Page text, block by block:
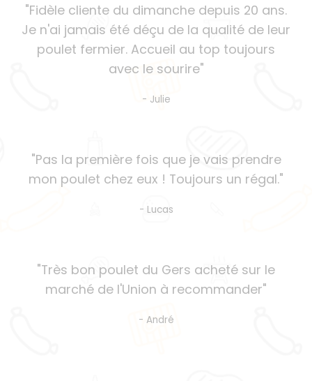
"Fidèle cliente du dimanche depuis 20 ans.
Je n'ai jamais été déçu de la qualité de leur
poulet fermier. Accueil au top toujours
avec le sourire"
- Julie
"Pas la première fois que je vais prendre
mon poulet chez eux ! Toujours un régal."
- Lucas
"Très bon poulet du Gers acheté sur le
marché de l'Union à recommander"
- André